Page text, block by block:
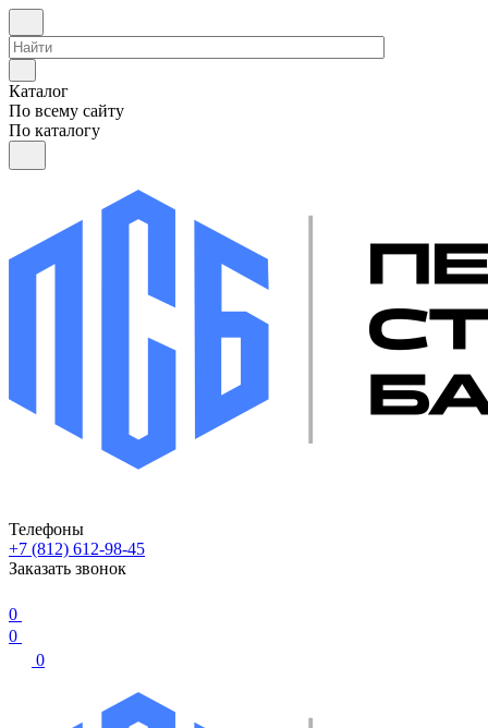
Каталог
По всему сайту
По каталогу
Телефоны
+7 (812) 612-98-45
Заказать звонок
0
0
0